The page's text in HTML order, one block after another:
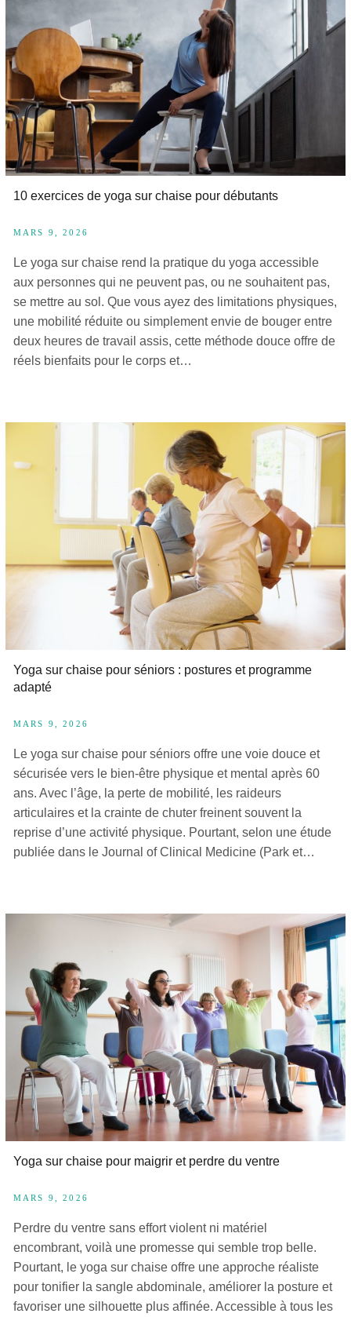
10 exercices de yoga sur chaise pour débutants
MARS 9, 2026
Le yoga sur chaise rend la pratique du yoga accessible
aux personnes qui ne peuvent pas, ou ne souhaitent pas,
se mettre au sol. Que vous ayez des limitations physiques,
une mobilité réduite ou simplement envie de bouger entre
deux heures de travail assis, cette méthode douce offre de
réels bienfaits pour le corps et…
Yoga sur chaise pour séniors : postures et programme
adapté
MARS 9, 2026
Le yoga sur chaise pour séniors offre une voie douce et
sécurisée vers le bien-être physique et mental après 60
ans. Avec l’âge, la perte de mobilité, les raideurs
articulaires et la crainte de chuter freinent souvent la
reprise d’une activité physique. Pourtant, selon une étude
publiée dans le Journal of Clinical Medicine (Park et…
Yoga sur chaise pour maigrir et perdre du ventre
MARS 9, 2026
Perdre du ventre sans effort violent ni matériel
encombrant, voilà une promesse qui semble trop belle.
Pourtant, le yoga sur chaise offre une approche réaliste
pour tonifier la sangle abdominale, améliorer la posture et
favoriser une silhouette plus affinée. Accessible à tous les